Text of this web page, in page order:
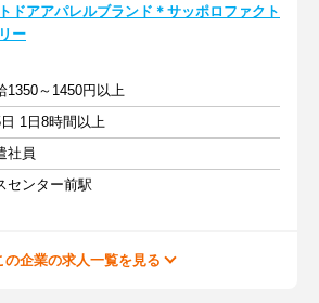
トドアアパレルブランド＊サッポロファクト
リー
1350～1450円以上
1日8時間以上
社員
センター前駅
の企業の求人一覧を見る